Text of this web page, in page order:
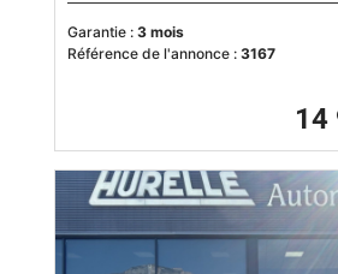
Garantie : 3 mois
Référence de l'annonce : 3167
14